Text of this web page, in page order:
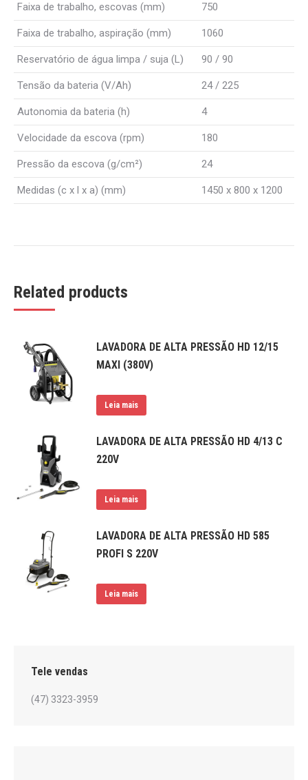
Faixa de trabalho, escovas (mm) 750
Faixa de trabalho, aspiração (mm) 1060
Reservatório de água limpa / suja (L) 90 / 90
Tensão da bateria (V/Ah) 24 / 225
Autonomia da bateria (h) 4
Velocidade da escova (rpm) 180
Pressão da escova (g/cm²) 24
Medidas (c x l x a) (mm) 1450 x 800 x 1200
Related products
LAVADORA DE ALTA PRESSÃO HD 12/15
MAXI (380V)
Leia mais
LAVADORA DE ALTA PRESSÃO HD 4/13 C
220V
Leia mais
LAVADORA DE ALTA PRESSÃO HD 585
PROFI S 220V
Leia mais
Tele vendas
(47) 3323-3959